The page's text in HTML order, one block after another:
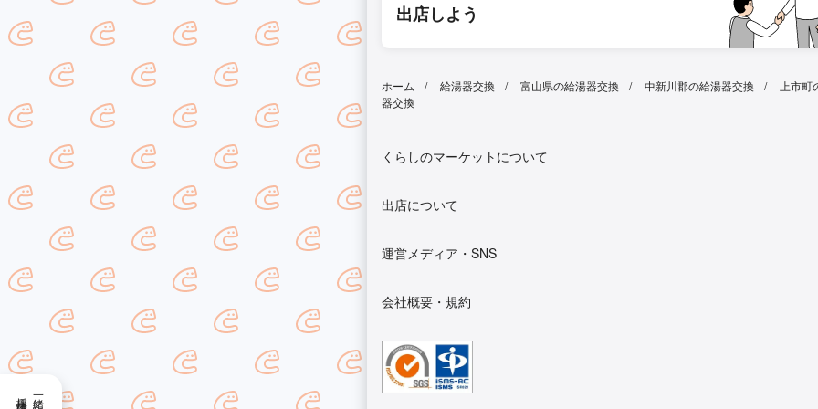
出店しよう
ホーム 給湯器交換 富山県の給湯器交換 中新川郡の給湯器交換
上市町
器交換
くらしのマーケットについて
出店について
運営メディア・SNS
会社概要・規約